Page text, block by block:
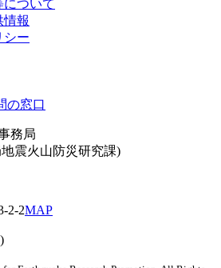
ついて
情報
シー
の窓口
務局
震火山防災研究課)
2-2MAP